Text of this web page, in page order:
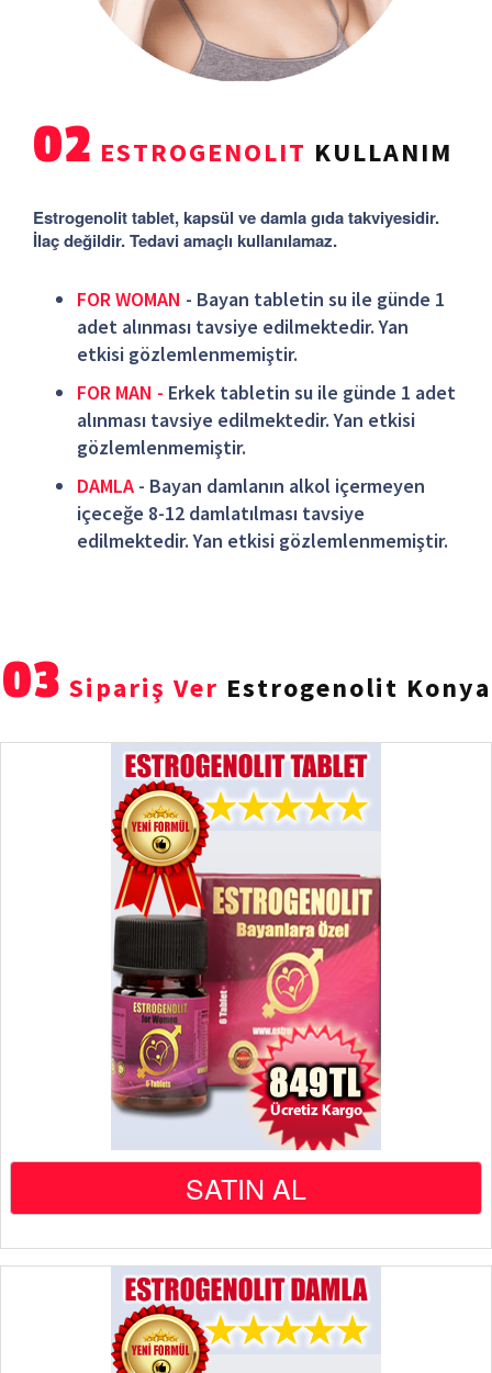
02 ESTROGENOLIT KULLANIM
Estrogenolit tablet, kapsül ve damla gıda takviyesidir.
İlaç değildir. Tedavi amaçlı kullanılamaz.
FOR WOMAN - Bayan tabletin su ile günde 1
adet alınması tavsiye edilmektedir. Yan
etkisi gözlemlenmemiştir.
FOR MAN - Erkek tabletin su ile günde 1 adet
alınması tavsiye edilmektedir. Yan etkisi
gözlemlenmemiştir.
DAMLA - Bayan damlanın alkol içermeyen
içeceğe 8-12 damlatılması tavsiye
edilmektedir. Yan etkisi gözlemlenmemiştir.
03 Sipariş Ver Estrogenolit Konya
SATIN AL